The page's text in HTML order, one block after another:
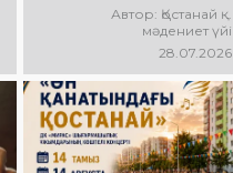
Құрмановтың
«Айналдым атыңнан,
Қостанай» атты
концерттік
бағдарламасы өтеді!
Сіздерді сүйікті
әндер, әсерлі
орындау мен
Автор: Қостанай қ.
мәдениет үйі
28.07.2026